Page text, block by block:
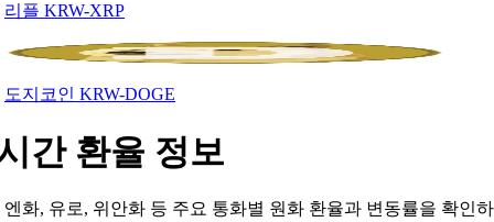
리플 KRW-XRP
도지코인 KRW-DOGE
간 환율 정보
엔화, 유로, 위안화 등 주요 통화별 원화 환율과 변동률을 확인